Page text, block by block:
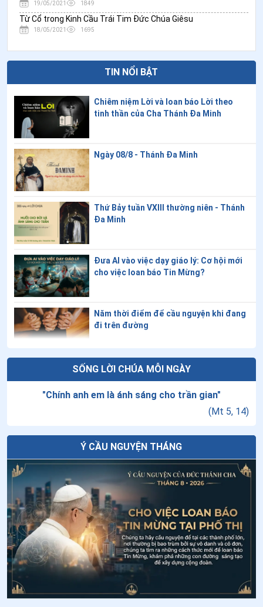
19/05/2021 1849
Từ Cổ trong Kinh Cầu Trái Tim Đức Chúa Giêsu
18/05/2021 1695
SỐNG LỜI CHÚA MỖI NGÀY
"Chính anh em là ánh sáng cho trần gian"
(Mt 5, 14)
Ý CẦU NGUYỆN THÁNG
TIN NỔI BẬT
Chiêm niệm Lời và loan báo Lời theo
tinh thần của Cha Thánh Đa Minh
Ngày 08/8 - Thánh Đa Minh
Thứ Bảy tuần VXIII thường niên - Thánh
Đa Minh
Đưa AI vào việc dạy giáo lý: Cơ hội mới
cho việc loan báo Tin Mừng?
Năm thời điểm để cầu nguyện khi đang
đi trên đường
Thứ Sáu tuần XVIII thường niên
Tuần cửu nhật nhật kính Cha Thánh Đa
cha Thánh Đa Minh
Đại hội Giáo lý Toàn quốc lần thứ VII:
“Huấn giáo phục vụ cho công cuộc loan
báo Tin Mừng”
Giáo lý về Công đồng Vaticanô II: Bài 20
- Lời cầu nguyện phụng vụ của Giáo hội
Thứ Năm tuần XVIII thường niên - Chúa
Hiển Dung